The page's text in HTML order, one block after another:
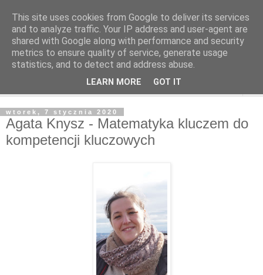
wtorek, 7 stycznia 2020
Agata Knysz - Matematyka kluczem do
kompetencji kluczowych
This site uses cookies from Google to deliver its services
and to analyze traffic. Your IP address and user-agent are
shared with Google along with performance and security
metrics to ensure quality of service, generate usage
statistics, and to detect and address abuse.
LEARN MORE GOT IT